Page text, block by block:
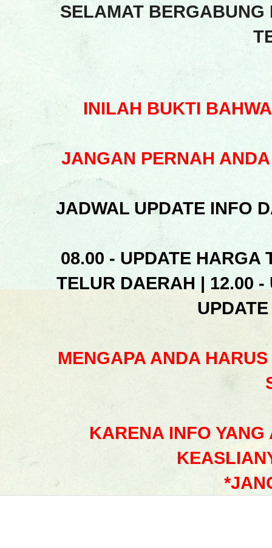
SELAMAT
INILAH BUKTI
JANGAN PERNAH
JADWAL UPDATE INFO
08.00 - UPDATE HARGA
TELUR DAERAH | 12.00
MENGAPA ANDA
KARENA INFO